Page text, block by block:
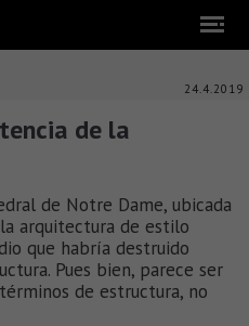
24.4.2019
de la
de Notre Dame, ubicada
arquitectura de estilo
que habría destruido
Pues bien, parece ser
de estructura, no